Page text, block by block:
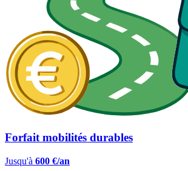
Forfait mobilités durables
Jusqu'à 600 €/an